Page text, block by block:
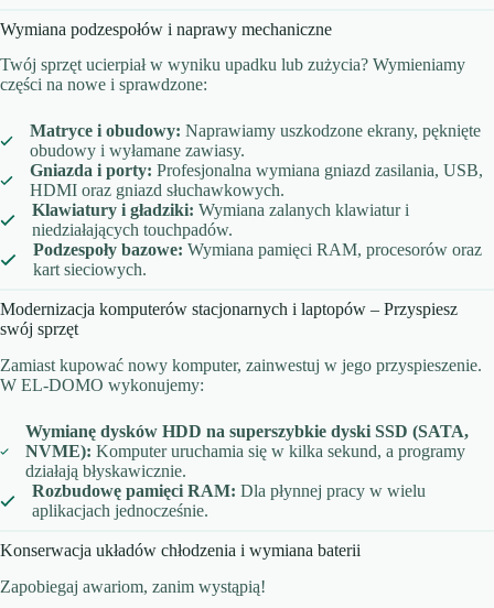
Wymiana podzespołów i naprawy mechaniczne
Twój sprzęt ucierpiał w wyniku upadku lub zużycia? Wymieniamy
części na nowe i sprawdzone:
Matryce i obudowy: Naprawiamy uszkodzone ekrany, pęknięte
obudowy i wyłamane zawiasy.
Gniazda i porty: Profesjonalna wymiana gniazd zasilania, USB,
HDMI oraz gniazd słuchawkowych.
Klawiatury i gładziki: Wymiana zalanych klawiatur i
niedziałających touchpadów.
Podzespoły bazowe: Wymiana pamięci RAM, procesorów oraz
kart sieciowych.
Modernizacja komputerów stacjonarnych i laptopów – Przyspiesz
swój sprzęt
Zamiast kupować nowy komputer, zainwestuj w jego przyspieszenie.
W EL-DOMO wykonujemy:
Wymianę dysków HDD na superszybkie dyski SSD (SATA,
NVME): Komputer uruchamia się w kilka sekund, a programy
działają błyskawicznie.
Rozbudowę pamięci RAM: Dla płynnej pracy w wielu
aplikacjach jednocześnie.
Konserwacja układów chłodzenia i wymiana baterii
Zapobiegaj awariom, zanim wystąpią!